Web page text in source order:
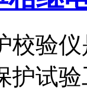
校验
护试验